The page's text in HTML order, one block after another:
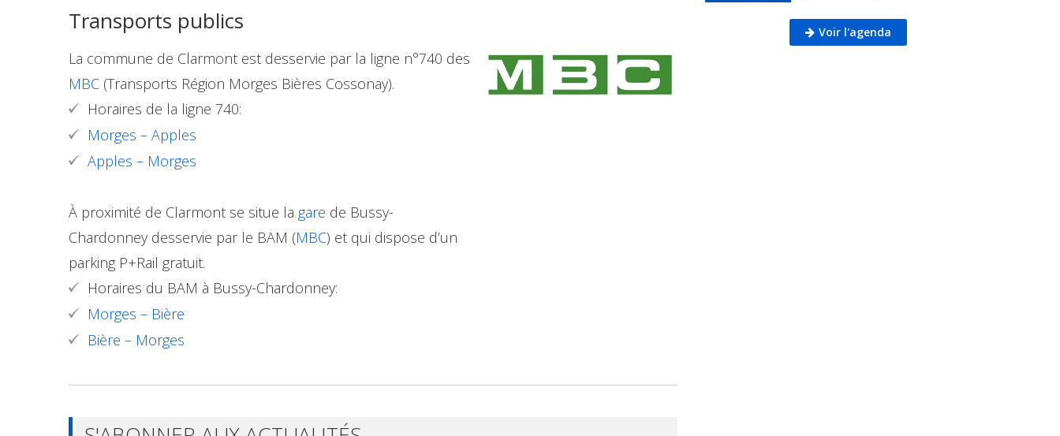
Transports publics
La commune de Clarmont est desservie par la ligne n°740 des
MBC (Transports Région Morges Bières Cossonay).
Horaires de la ligne 740:
Morges – Apples
Apples – Morges
À proximité de Clarmont se situe la gare de Bussy-
Chardonney desservie par le BAM (MBC) et qui dispose d’un
parking P+Rail gratuit.
Horaires du BAM à Bussy-Chardonney:
Morges – Bière
Bière – Morges
Voir l'agenda